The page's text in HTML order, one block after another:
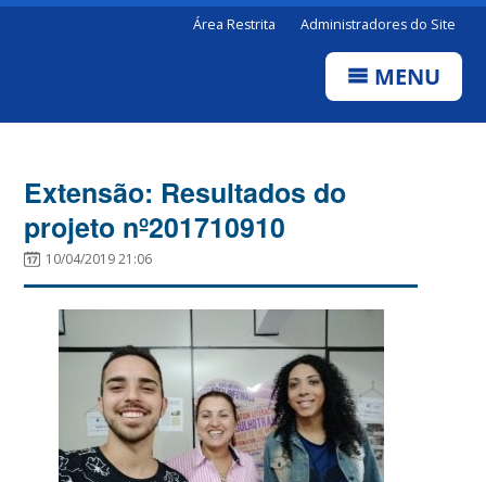
Área Restrita Administradores do Site
MENU
Extensão: Resultados do
projeto nº201710910
10/04/2019 21:06